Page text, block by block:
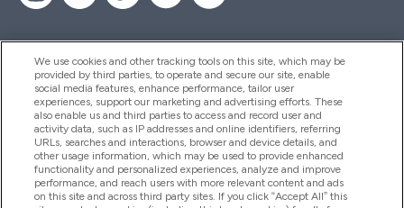
Palīdzība Un Informācija
Produkti
Informācija Par Uzņēmumu
We use cookies and other tracking tools on this site, which may be
provided by third parties, to operate and secure our site, enable
social media features, enhance performance, tailor user
experiences, support our marketing and advertising efforts. These
also enable us and third parties to access and record user and
activity data, such as IP addresses and online identifiers, referring
URLs, searches and interactions, browser and device details, and
other usage information, which may be used to provide enhanced
functionality and personalized experiences, analyze and improve
performance, and reach users with more relevant content and ads
on this site and across third party sites. If you click “Accept All” this